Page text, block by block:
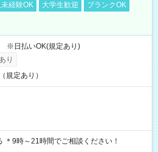
経験OK 大学生歓迎
ブランクOK
※日払いOK(規定あり)
り
規定あり）
▼5h～シフト選べる ＊9時～21時間でご相談ください！